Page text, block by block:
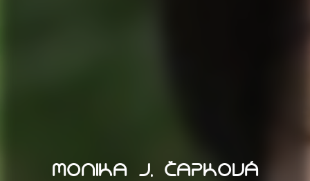
MONIKA J. ČAPKOVÁ